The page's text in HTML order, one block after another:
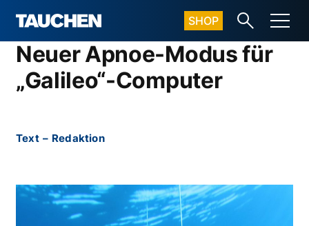
SHOP
Neuer Apnoe-Modus für
„Galileo“-Computer
Text – Redaktion